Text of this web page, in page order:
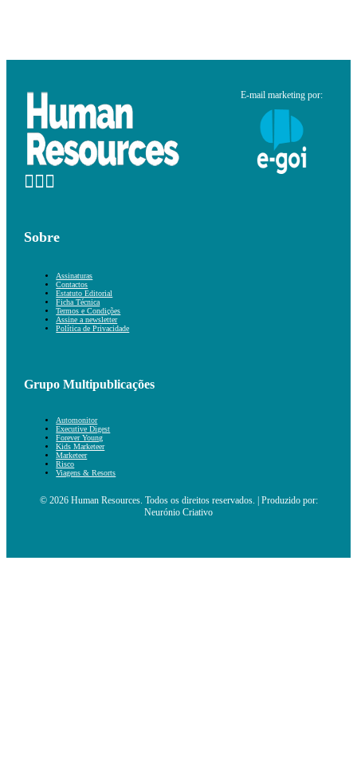
E-mail marketing por:
Sobre
Assinaturas
Contactos
Estatuto Editorial
Ficha Técnica
Termos e Condições
Assine a newsletter
Política de Privacidade
Grupo Multipublicações
Automonitor
Executive Digest
Forever Young
Kids Marketeer
Marketeer
Risco
Viagens & Resorts
© 2026 Human Resources. Todos os direitos reservados. | Produzido por:
Neurónio Criativo